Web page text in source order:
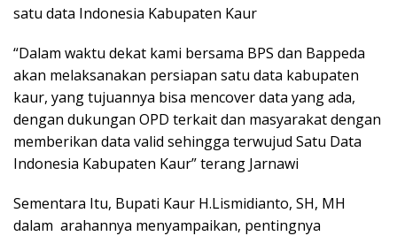
satu data Indonesia Kabupaten Kaur
“Dalam waktu dekat kami bersama BPS dan Bappeda
akan melaksanakan persiapan satu data kabupaten
kaur, yang tujuannya bisa mencover data yang ada,
dengan dukungan OPD terkait dan masyarakat dengan
memberikan data valid sehingga terwujud Satu Data
Indonesia Kabupaten Kaur” terang Jarnawi
Sementara Itu, Bupati Kaur H.Lismidianto, SH, MH
dalam arahannya menyampaikan, pentingnya